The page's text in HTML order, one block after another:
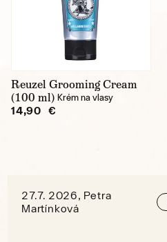
Reuzel Grooming Cream
(100 ml) Krém na vlasy
14,90 €
27.7. 2026, Petra
Martínková